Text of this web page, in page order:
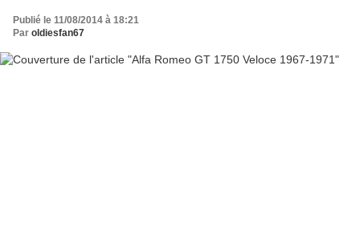
Publié le 11/08/2014 à 18:21
Par oldiesfan67